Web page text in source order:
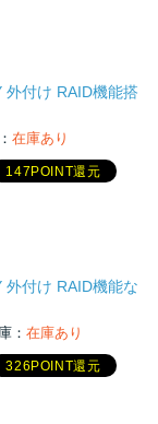
外付け RAID機能搭
在庫あり
147POINT還元
外付け RAID機能な
： 在庫あり
326POINT還元